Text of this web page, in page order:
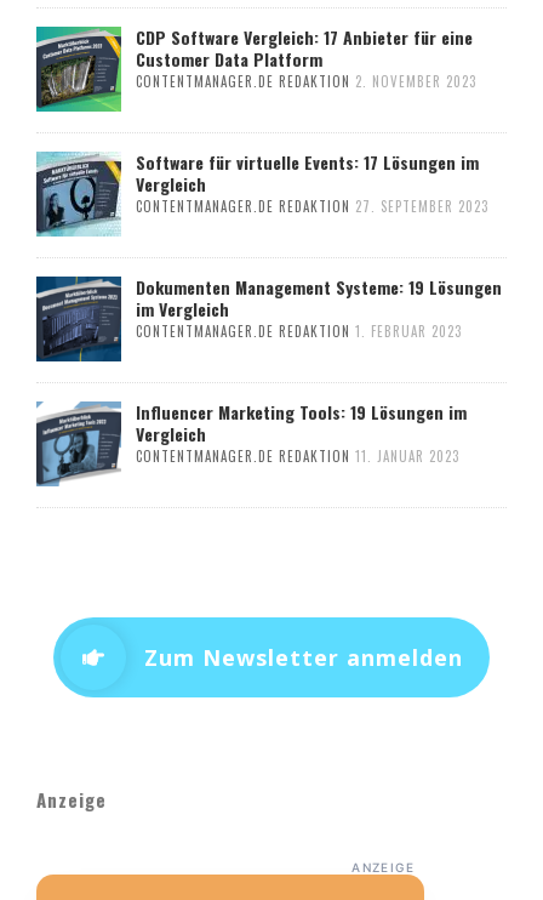
CDP Software Vergleich: 17 Anbieter für eine
Customer Data Platform
CONTENTMANAGER.DE REDAKTION 2. NOVEMBER 2023
Software für virtuelle Events: 17 Lösungen im
Vergleich
CONTENTMANAGER.DE REDAKTION 27. SEPTEMBER 2023
Dokumenten Management Systeme: 19 Lösungen
im Vergleich
CONTENTMANAGER.DE REDAKTION 1. FEBRUAR 2023
Influencer Marketing Tools: 19 Lösungen im
Vergleich
CONTENTMANAGER.DE REDAKTION 11. JANUAR 2023
Zum Newsletter anmelden
Anzeige